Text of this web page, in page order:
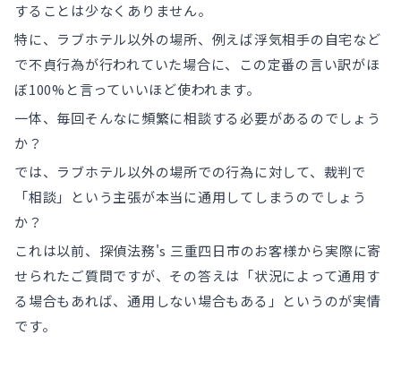
することは少なくありません。
特に、ラブホテル以外の場所、例えば浮気相手の自宅など
で不貞行為が行われていた場合に、この定番の言い訳がほ
ぼ100%と言っていいほど使われます。
一体、毎回そんなに頻繁に相談する必要があるのでしょう
か？
では、ラブホテル以外の場所での行為に対して、裁判で
「相談」という主張が本当に通用してしまうのでしょう
か？
これは以前、探偵法務's 三重四日市のお客様から実際に寄
せられたご質問ですが、その答えは「状況によって通用す
る場合もあれば、通用しない場合もある」というのが実情
です。